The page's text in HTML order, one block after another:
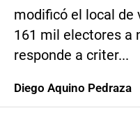
modificó el local de
161 mil electores a
responde a criter...
Diego Aquino Pedraza